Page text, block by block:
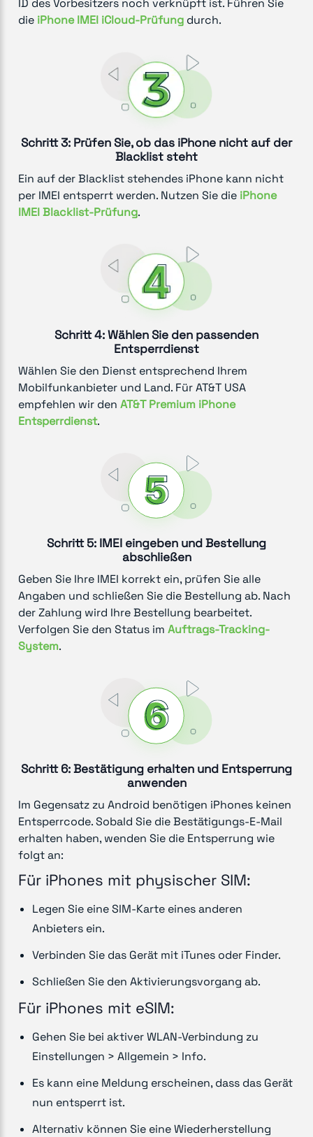
die iPhone IMEI iCloud-Prüfung durch.
Schritt 3: Prüfen Sie, ob das iPhone nicht auf der
Blacklist steht
Ein auf der Blacklist stehendes iPhone kann nicht
per IMEI entsperrt werden. Nutzen Sie die iPhone
IMEI Blacklist-Prüfung.
Schritt 4: Wählen Sie den passenden
Entsperrdienst
Wählen Sie den Dienst entsprechend Ihrem
Mobilfunkanbieter und Land. Für AT&T USA
empfehlen wir den AT&T Premium iPhone
Entsperrdienst.
Schritt 5: IMEI eingeben und Bestellung
abschließen
Geben Sie Ihre IMEI korrekt ein, prüfen Sie alle
Angaben und schließen Sie die Bestellung ab. Nach
der Zahlung wird Ihre Bestellung bearbeitet.
Verfolgen Sie den Status im Auftrags-Tracking-
System.
Schritt 6: Bestätigung erhalten und Entsperrung
anwenden
Im Gegensatz zu Android benötigen iPhones keinen
Entsperrcode. Sobald Sie die Bestätigungs-E-Mail
erhalten haben, wenden Sie die Entsperrung wie
folgt an:
Für iPhones mit physischer SIM:
Legen Sie eine SIM-Karte eines anderen
Anbieters ein.
Verbinden Sie das Gerät mit iTunes oder Finder.
Schließen Sie den Aktivierungsvorgang ab.
Für iPhones mit eSIM:
Gehen Sie bei aktiver WLAN-Verbindung zu
Einstellungen > Allgemein > Info.
Es kann eine Meldung erscheinen, dass das Gerät
nun entsperrt ist.
Alternativ können Sie eine Wiederherstellung